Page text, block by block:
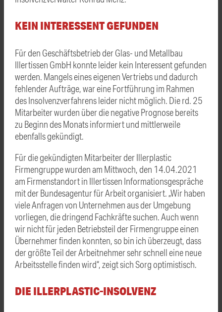
KEIN INTERESSENT GEFUNDEN
Für den Geschäftsbetrieb der Glas- und Metallbau
Illertissen GmbH konnte leider kein Interessent gefunden
werden. Mangels eines eigenen Vertriebs und dadurch
fehlender Aufträge, war eine Fortführung im Rahmen
des Insolvenzverfahrens leider nicht möglich. Die rd. 25
Mitarbeiter wurden über die negative Prognose bereits
zu Beginn des Monats informiert und mittlerweile
ebenfalls gekündigt.
Für die gekündigten Mitarbeiter der Illerplastic
Firmengruppe wurden am Mittwoch, den 14.04.2021
am Firmenstandort in Illertissen Informationsgespräche
mit der Bundesagentur für Arbeit organisiert. „Wir haben
viele Anfragen von Unternehmen aus der Umgebung
vorliegen, die dringend Fachkräfte suchen. Auch wenn
wir nicht für jeden Betriebsteil der Firmengruppe einen
Übernehmer finden konnten, so bin ich überzeugt, dass
der größte Teil der Arbeitnehmer sehr schnell eine neue
Arbeitsstelle finden wird“, zeigt sich Sorg optimistisch.
DIE ILLERPLASTIC-INSOLVENZ